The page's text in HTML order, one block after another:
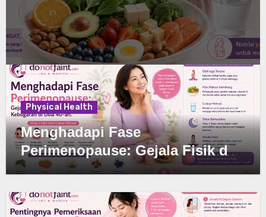
Physical Health
Menghadapi Fase
Perimenopause: Gejala Fisik dan
Cara Menjaga Kebugaran di Usia